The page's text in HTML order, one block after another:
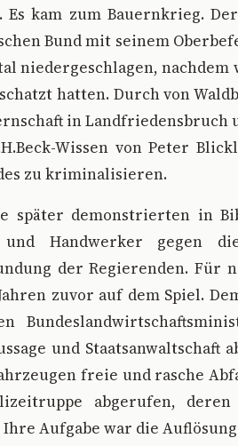
Es kam zum Bauernkrieg.
Bund mit seinem
niedergeschlagen, nachdem
hatten. Durch von
in Landfriedensbruch
Wissen von Peter
zu kriminalisieren.
später demonstrierten in
und Handwerker gegen
der Regierenden. Für
zuvor auf dem Spiel.
und
freie und rasche
abgerufen,
Aufgabe war die